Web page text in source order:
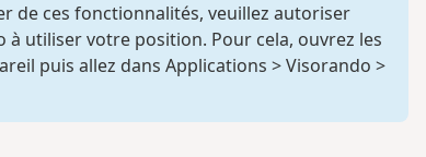
de ces fonctionnalités, veuillez autoriser
à utiliser votre position. Pour cela, ouvrez les
puis allez dansApplications >Visorando >